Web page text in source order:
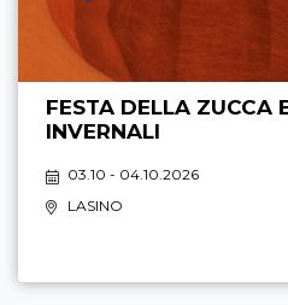
FESTA DELLA ZUCCA
INVERNALI
03.10 - 04.10.2026
LASINO